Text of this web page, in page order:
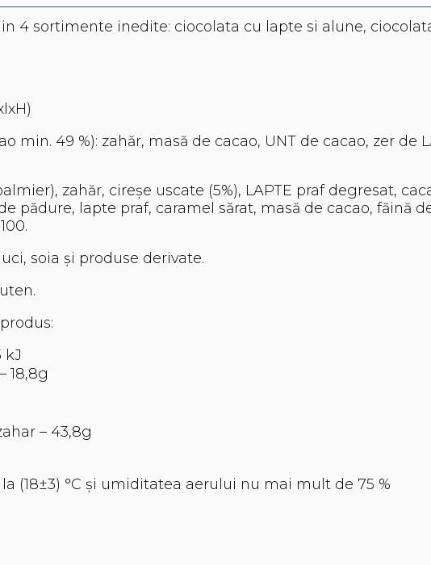
4 sortimente inedite: ciocolata cu lapte si alune,
min. 49 %): zahăr, masă de cacao, UNT de cacao, zer de
zahăr, cireșe uscate (5%), LAPTE praf degresat,
pădure, lapte praf, caramel sărat, masă de cacao, făină
soia și produse derivate.
kJ
18,8g
– 43,8g
la (18±3) °С și umiditatea aerului nu mai mult de 75 %